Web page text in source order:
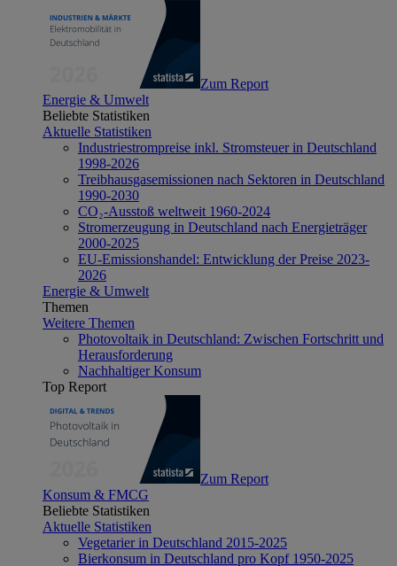
Zum Report
Energie & Umwelt
Beliebte Statistiken
Aktuelle Statistiken
Industriestrompreise inkl. Stromsteuer in Deutschland
1998-2026
Treibhausgasemissionen nach Sektoren in Deutschland
1990-2030
CO₂-Ausstoß weltweit 1960-2024
Stromerzeugung in Deutschland nach Energieträger
2000-2025
EU-Emissionshandel: Entwicklung der Preise 2023-
2026
Energie & Umwelt
Themen
Weitere Themen
Photovoltaik in Deutschland: Zwischen Fortschritt und
Herausforderung
Nachhaltiger Konsum
Top Report
Zum Report
Konsum & FMCG
Beliebte Statistiken
Aktuelle Statistiken
Vegetarier in Deutschland 2015-2025
Bierkonsum in Deutschland pro Kopf 1950-2025